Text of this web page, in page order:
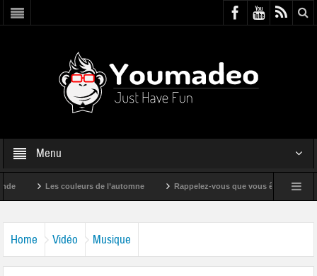
Menu
Les couleurs de l’automne Rappelez-vous que vous êtes super !
Home Vidéo Musique